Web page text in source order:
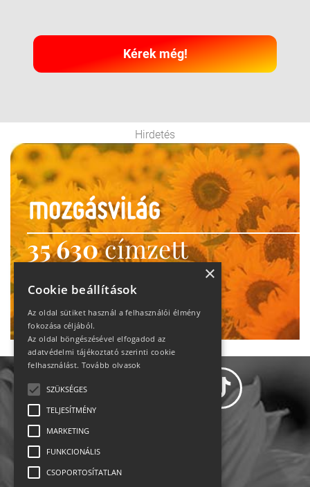
Kérek még!
Hirdetés
35 630címzett
heti motiváció
Ne maradj le!
Állásajánlatok
×
Cookie beállítások
Az oldal sütiket használ a felhasználói élmény
fokozása céljából.
Az oldal böngészésével elfogadod az
adatvédelmi tájékoztató szerinti cookie
felhasználást. Tovább olvasok
SZÜKSÉGES
TELJESÍTMÉNY
MARKETING
FUNKCIONÁLIS
CSOPORTOSÍTATLAN